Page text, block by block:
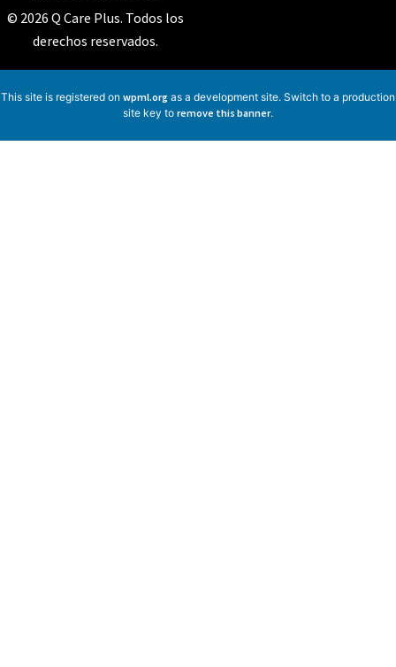
© 2026 Q Care Plus. Todos los
derechos reservados.
This site is registered on wpml.org as a development site. Switch to a production
site key to remove this banner.